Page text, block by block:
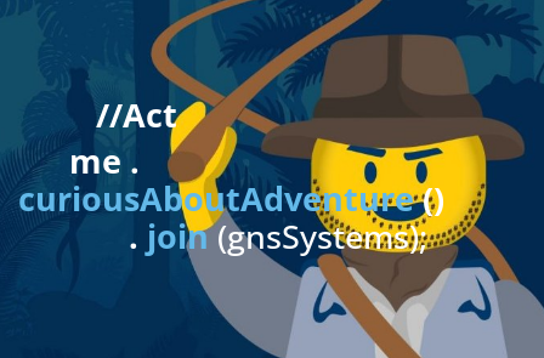
//Act
me .
curiousAboutAdventure()
. join(gnsSystems);